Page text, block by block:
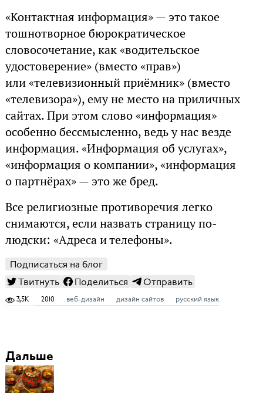
«Контактная информация» — это такое
тошнотворное бюрократическое
словосочетание, как «водительское
удостоверение» (вместо «прав»)
или «телевизионный приёмник» (вместо
«телевизора»), ему не место на приличных
сайтах. При этом слово «информация»
особенно бессмысленно, ведь у нас везде
информация. «Информация об услугах»,
«информация о компании», «информация
о партнёрах» — это же бред.
Все религиозные противоречия легко
снимаются, если назвать страницу по-
людски: «Адреса и телефоны».
Подписаться на блог
Твитнуть
Поделиться Отправить
3,5K 2010 веб-дизайн дизайн сайтов русский язык
Дальше